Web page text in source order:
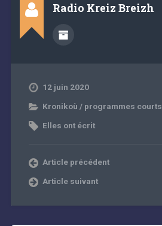
Radio Kreiz Breizh
12 juin 2020
Kronikoù / programmes courts
Elles ont écrit
Article précédent
Article suivant